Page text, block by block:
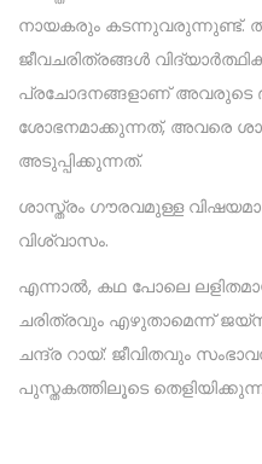
നായകരും കടന്നുവരുന്നുണ്ട്.
ജീവചരിത്രങ്ങൾ
പ്രചോദനങ്ങളാണ് അവരുടെ
ശോഭനമാക്കുന്നത്, അവരെ
അടുപ്പിക്കുന്നത്.
ശാസ്ത്രം ഗൗരവമുള്ള
വിശ്വാസം.
എന്നാൽ, കഥ പോലെ
ചരിത്രവും എഴുതാമെന്ന്
ചന്ദ്ര റായ്: ജീവിതവും
പുസ്തകത്തിലൂടെ